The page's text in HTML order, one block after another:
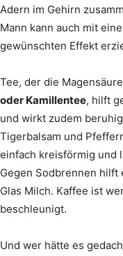
Adern im Gehirn
Mann kann auch mit
gewünschten Effekt
Tee, der die
oder Kamillentee, hilft
und wirkt zudem
Tigerbalsam und
einfach kreisförmig und
Gegen Sodbrennen
Glas Milch. Kaffee ist
beschleunigt.
Und wer hätte es